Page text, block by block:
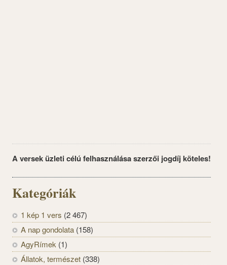
A versek üzleti célú felhasználása szerzői jogdíj köteles!
Kategóriák
1 kép 1 vers (2 467)
A nap gondolata (158)
AgyRímek (1)
Állatok, természet (338)